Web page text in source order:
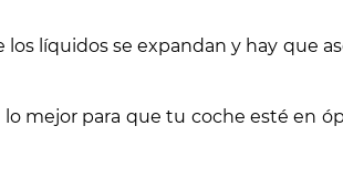
líquidos se expandan y hay que
mejor para que tu coche esté en